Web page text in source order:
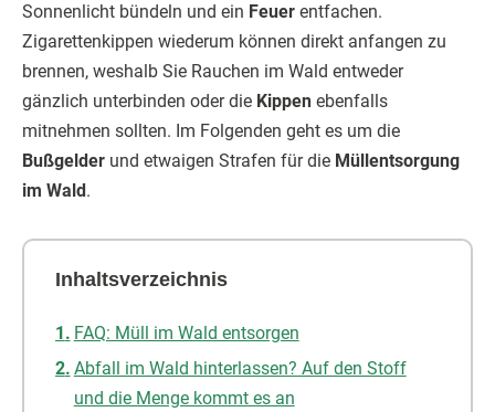
Sonnenlicht bündeln und ein Feuer entfachen.
Zigarettenkippen wiederum können direkt anfangen zu
brennen, weshalb Sie Rauchen im Wald entweder
gänzlich unterbinden oder die Kippen ebenfalls
mitnehmen sollten. Im Folgenden geht es um die
Bußgelder und etwaigen Strafen für die Müllentsorgung
im Wald.
Inhaltsverzeichnis
FAQ: Müll im Wald entsorgen
Abfall im Wald hinterlassen? Auf den Stoff
und die Menge kommt es an